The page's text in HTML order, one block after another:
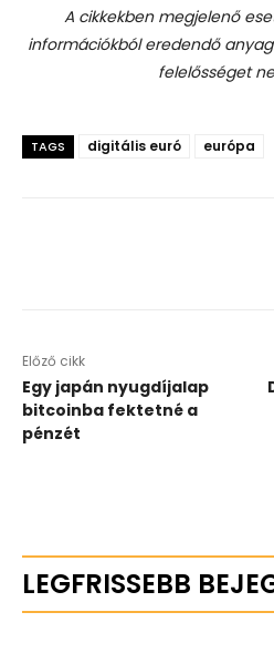
A cikkekben megjelenő
információkból eredendő
felelősséget
TAGS digitális euró európa
Előző cikk
Egy japán nyugdíjalap
bitcoinba fektetné a
pénzét
LEGFRISSEBB